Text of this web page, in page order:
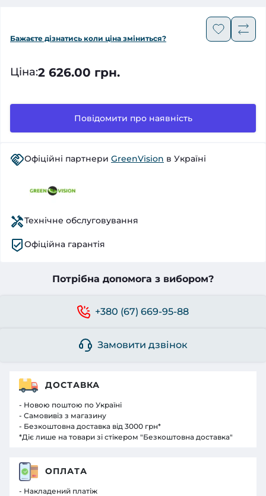
Бажаєте дізнатись коли ціна зміниться?
Ціна:2 626.00 грн.
Повідомити про наявність
Офіційні партнери GreenVision в Україні
Технічне обслуговування
Офіційна гарантія
Потрібна допомога з вибором?
+380 (67) 669-95-88
Замовити дзвінок
ДОСТАВКА
- Новою поштою по Україні
- Самовивіз з магазину
- Безкоштовна доставка від 3000 грн*
*Діє лише на товари зі стікером "Безкоштовна доставка"
ОПЛАТА
- Накладений платіж